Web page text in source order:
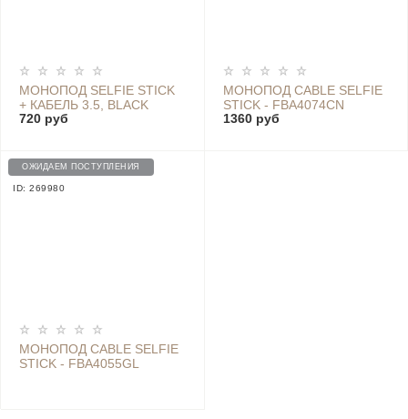
МОНОПОД SELFIE STICK
+ КАБЕЛЬ 3.5, BLACK
720 руб
МОНОПОД CABLE SELFIE
STICK - FBA4074CN
1360 руб
ОЖИДАЕМ ПОСТУПЛЕНИЯ
ID: 269980
МОНОПОД CABLE SELFIE
STICK - FBA4055GL